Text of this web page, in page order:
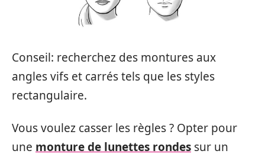
Conseil: recherchez des montures aux
angles vifs et carrés tels que les styles
rectangulaire.
Vous voulez casser les règles ? Opter pour
une monture de lunettes rondes sur un